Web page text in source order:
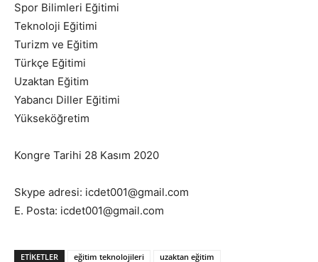
Spor Bilimleri Eğitimi
Teknoloji Eğitimi
Turizm ve Eğitim
Türkçe Eğitimi
Uzaktan Eğitim
Yabancı Diller Eğitimi
Yükseköğretim
Kongre Tarihi 28 Kasım 2020
Skype adresi: icdet001@gmail.com
E. Posta: icdet001@gmail.com
ETIKETLER eğitim teknolojileri uzaktan eğitim